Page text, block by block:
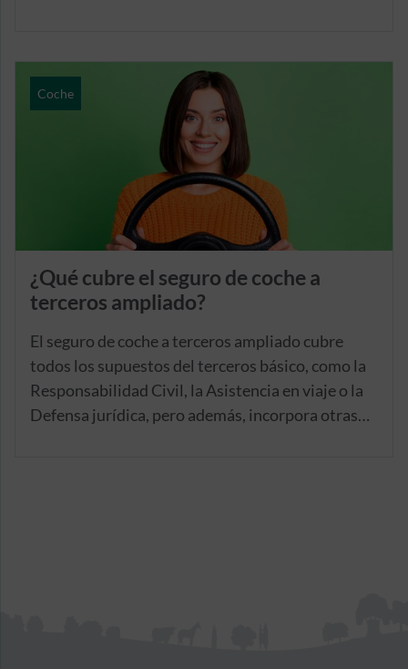
esta modalidad.
Coche
¿Qué cubre el seguro de coche a
terceros ampliado?
El seguro de coche a terceros ampliado cubre
todos los supuestos del terceros básico, como la
Responsabilidad Civil, la Asistencia en viaje o la
Defensa jurídica, pero además, incorpora otras